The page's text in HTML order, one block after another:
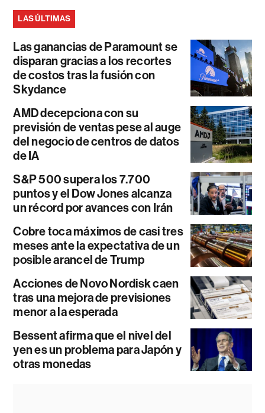
LAS ÚLTIMAS
Las ganancias de Paramount se
disparan gracias a los recortes
de costos tras la fusión con
Skydance
AMD decepciona con su
previsión de ventas pese al auge
del negocio de centros de datos
de IA
S&P 500 supera los 7.700
puntos y el Dow Jones alcanza
un récord por avances con Irán
Cobre toca máximos de casi tres
meses ante la expectativa de un
posible arancel de Trump
Acciones de Novo Nordisk caen
tras una mejora de previsiones
menor a la esperada
Bessent afirma que el nivel del
yen es un problema para Japón y
otras monedas